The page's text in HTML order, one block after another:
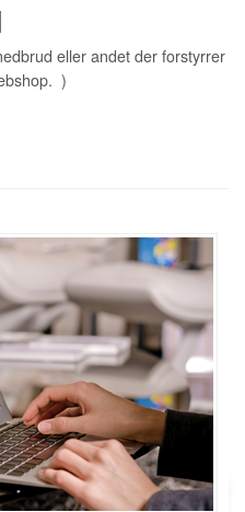
eller andet der forstyrrer
)